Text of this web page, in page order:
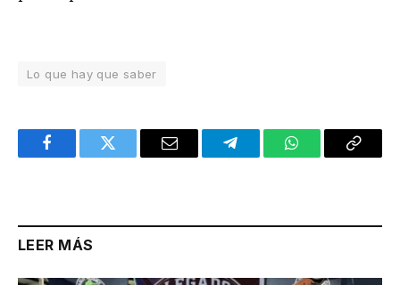
Lo que hay que saber
FacebookTwitter Email TelegramWhatsAppCopy
LEER MÁS